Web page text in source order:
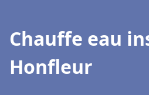
Chauffe eau
Honfleur